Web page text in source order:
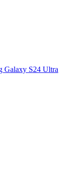
Galaxy S24 Ultra